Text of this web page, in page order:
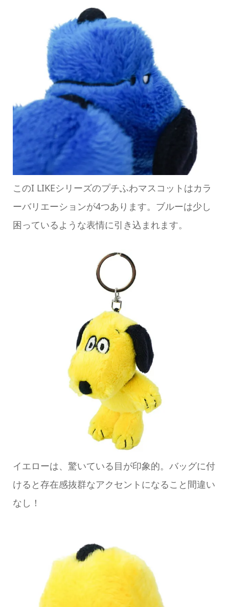
このI LIKEシリーズのプチふわマスコットはカラ
ーバリエーションが4つあります。ブルーは少し
困っているような表情に引き込まれます。
イエローは、驚いている目が印象的。バッグに付
けると存在感抜群なアクセントになること間違い
なし！